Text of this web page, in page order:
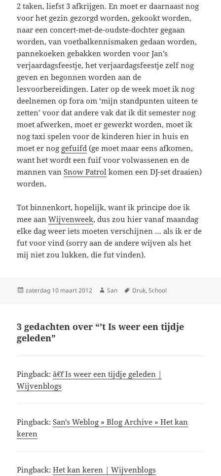
2 taken, liefst 3 afkrijgen. En moet er daarnaast nog
voor het gezin gezorgd worden, gekookt worden,
naar een concert-met-de-oudste-dochter gegaan
worden, van voetbalkennismaken gedaan worden,
pannekoeken gebakken worden voor Jan’s
verjaardagsfeestje, het verjaardagsfeestje zelf nog
geven en begonnen worden aan de
lesvoorbereidingen. Later op de week moet ik nog
deelnemen op fora om ‘mijn standpunten uiteen te
zetten’ voor dat andere vak dat ik dit semester nog
moet afwerken, moet er gewerkt worden, moet ik
nog taxi spelen voor de kinderen hier in huis en
moet er nog gefuifd (ge moet maar eens afkomen,
want het wordt een fuif voor volwassenen en de
mannen vanSnow Patrol komen een DJ-set draaien)
worden.
Tot binnenkort, hopelijk, want ik principe doe ik
mee aanWijvenweek, dus zou hier vanaf maandag
elke dag weer iets moeten verschijnen … als ik er de
fut voor vind (sorry aan de andere wijven als het
mij niet zou lukken, die fut vinden).
Geplaatst
zaterdag 10 maart 2012 Auteur
San Tags
Druk,School
3 gedachten over “’t Is weer een tijdje
geleden”
Pingback:â€˜t Is weer een tijdje geleden |
Wijvenblogs
Pingback:San's Weblog » Blog Archive » Het kan
keren
Pingback:Het kan keren | Wijvenblogs